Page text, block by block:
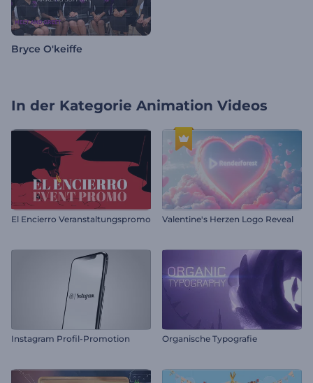
Bryce O'keiffe
In der Kategorie Animation Videos
El Encierro Veranstaltungspromo Valentine's Herzen Logo Reveal
Instagram Profil-Promotion Organische Typografie